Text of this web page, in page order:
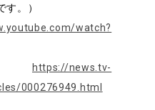
学院等）
す。）
watch?
https://news.tv-
000276949.html